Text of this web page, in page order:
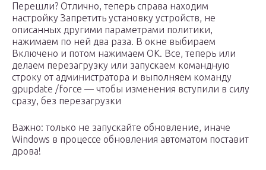
Перешли? Отлично, теперь справа находим
настройку Запретить установку устройств, не
описанных другими параметрами политики,
нажимаем по ней два раза. В окне выбираем
Включено и потом нажимаем ОК. Все, теперь или
делаем перезагрузку или запускаем командную
строку от администратора и выполняем команду
gpupdate /force — чтобы изменения вступили в силу
сразу, без перезагрузки
Важно: только не запускайте обновление, иначе
Windows в процессе обновления автоматом поставит
дрова!